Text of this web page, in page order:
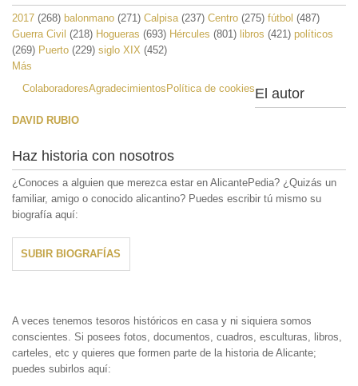
2017 (268) balonmano (271) Calpisa (237) Centro (275) fútbol (487)
Guerra Civil (218) Hogueras (693) Hércules (801) libros (421) políticos
(269) Puerto (229) siglo XIX (452)
Más
ColaboradoresAgradecimientos Política de cookiesEl autor
DAVID RUBIO
Haz historia con nosotros
¿Conoces a alguien que merezca estar en AlicantePedia? ¿Quizás un
familiar, amigo o conocido alicantino? Puedes escribir tú mismo su
biografía aquí:
SUBIR BIOGRAFÍAS
A veces tenemos tesoros históricos en casa y ni siquiera somos
conscientes. Si posees fotos, documentos, cuadros, esculturas, libros,
carteles, etc y quieres que formen parte de la historia de Alicante;
puedes subirlos aquí: